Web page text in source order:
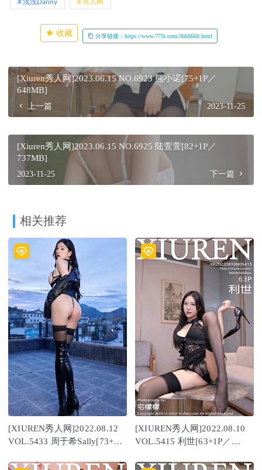
浅浅Danny 秀人网
收藏 分享链接：https://www.775t.com/3660668.html
[Xiuren秀人网]2023.06.15 NO.6923 熊小诺[75+1P／
648MB]
上一篇 2023-11-25
[Xiuren秀人网]2023.06.15 NO.6925 陆萱萱[82+1P／
737MB]
2023-11-25 下一篇
相关推荐
[XIUREN秀人网]2022.08.12
VOL.5433 周于希Sally[73+1P
[XIUREN秀人网]2022.08.10
VOL.5415 利世[63+1P／